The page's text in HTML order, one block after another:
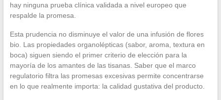
hay ninguna prueba clínica validada a nivel europeo que
respalde la promesa.
Esta prudencia no disminuye el valor de una infusión de flores
bio. Las propiedades organolépticas (sabor, aroma, textura en
boca) siguen siendo el primer criterio de elección para la
mayoría de los amantes de las tisanas. Saber que el marco
regulatorio filtra las promesas excesivas permite concentrarse
en lo que realmente importa: la calidad gustativa del producto.